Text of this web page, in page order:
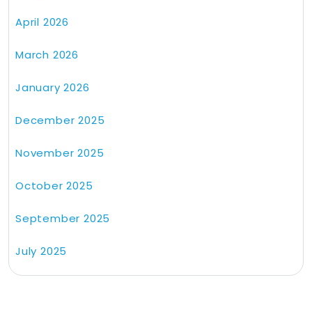
April 2026
March 2026
January 2026
December 2025
November 2025
October 2025
September 2025
July 2025